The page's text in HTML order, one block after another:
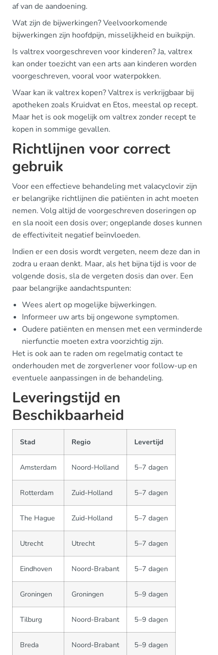
af van de aandoening.
Wat zijn de bijwerkingen? Veelvoorkomende
bijwerkingen zijn hoofdpijn, misselijkheid en buikpijn.
Is valtrex voorgeschreven voor kinderen? Ja, valtrex
kan onder toezicht van een arts aan kinderen worden
voorgeschreven, vooral voor waterpokken.
Waar kan ik valtrex kopen? Valtrex is verkrijgbaar bij
apotheken zoals Kruidvat en Etos, meestal op recept.
Maar het is ook mogelijk om valtrex zonder recept te
kopen in sommige gevallen.
Richtlijnen voor correct
gebruik
Voor een effectieve behandeling met valacyclovir zijn
er belangrijke richtlijnen die patiënten in acht moeten
nemen. Volg altijd de voorgeschreven doseringen op
en sla nooit een dosis over; ongeplande doses kunnen
de effectiviteit negatief beïnvloeden.
Indien er een dosis wordt vergeten, neem deze dan in
zodra u eraan denkt. Maar, als het bijna tijd is voor de
volgende dosis, sla de vergeten dosis dan over. Een
paar belangrijke aandachtspunten:
Wees alert op mogelijke bijwerkingen.
Informeer uw arts bij ongewone symptomen.
Oudere patiënten en mensen met een verminderde
nierfunctie moeten extra voorzichtig zijn.
Het is ook aan te raden om regelmatig contact te
onderhouden met de zorgverlener voor follow-up en
eventuele aanpassingen in de behandeling.
Leveringstijd en
Beschikbaarheid
Stad Regio Levertijd
Amsterdam Noord-Holland 5–7 dagen
Rotterdam Zuid-Holland 5–7 dagen
The Hague Zuid-Holland 5–7 dagen
Utrecht Utrecht 5–7 dagen
Eindhoven Noord-Brabant 5–7 dagen
Groningen Groningen 5–9 dagen
Tilburg Noord-Brabant 5–9 dagen
Breda Noord-Brabant 5–9 dagen